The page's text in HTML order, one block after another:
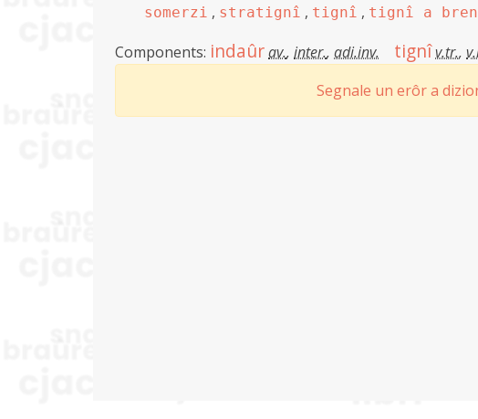
somerzi , stratignî , tignî , tignî a
Components: indaûrav., inter., adi.inv. tignîv.tr.,
Segnale un erôr a